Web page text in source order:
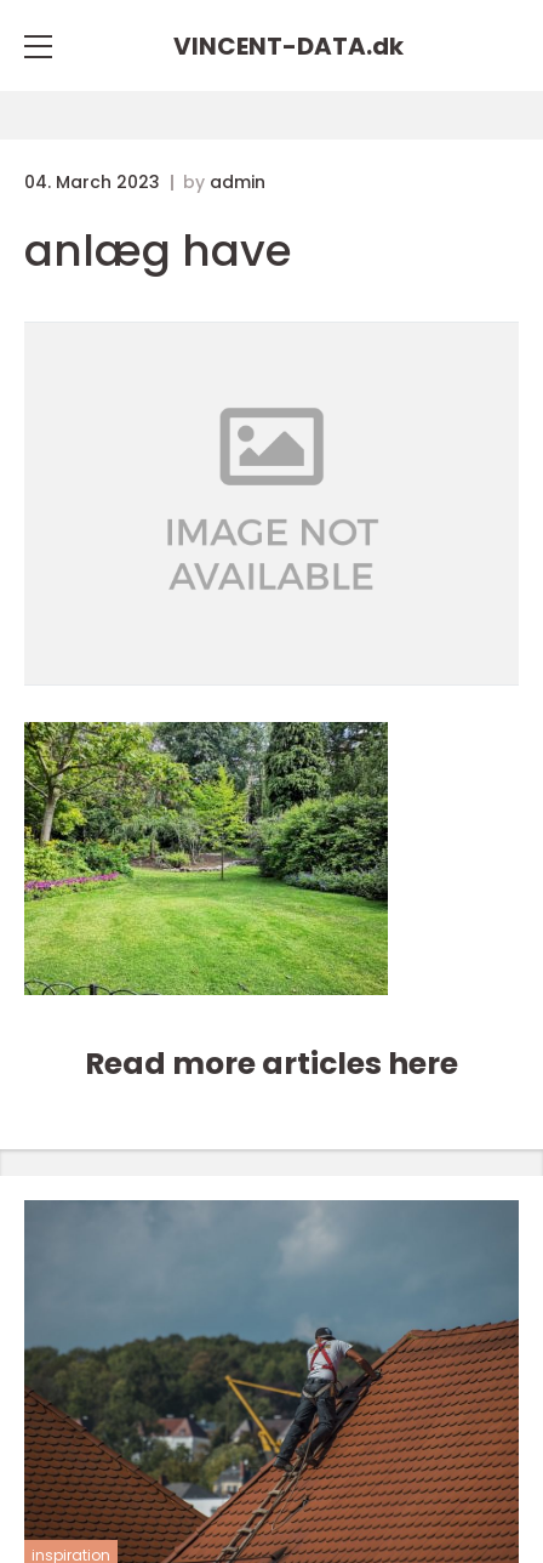
VINCENT-DATA.dk
04. March 2023 by admin
anlæg have
Read more articles here
inspiration